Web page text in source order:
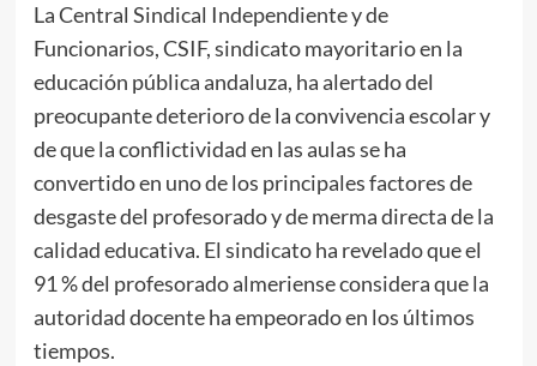
La Central Sindical Independiente y de
Funcionarios, CSIF, sindicato mayoritario en la
educación pública andaluza, ha alertado del
preocupante deterioro de la convivencia escolar y
de que la conflictividad en las aulas se ha
convertido en uno de los principales factores de
desgaste del profesorado y de merma directa de la
calidad educativa. El sindicato ha revelado que el
91 % del profesorado almeriense considera que la
autoridad docente ha empeorado en los últimos
tiempos.